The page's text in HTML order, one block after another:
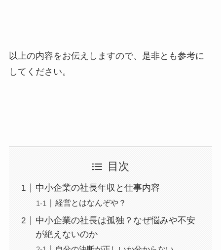
以上の内容をお伝えしますので、是非とも参考に
してください。
目次
中小企業の社長年収と仕事内容
経営とはなんぞや？
中小企業の社長は孤独？なぜ悩みや不安
が絶えないのか